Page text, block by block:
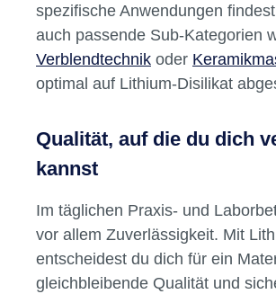
spezifische Anwendungen
auch passende Sub-Kategorien
Verblendtechnik oder
optimal auf Lithium-Disilikat
Qualität, auf die du dich
kannst
Im täglichen Praxis- und
vor allem Zuverlässigkeit. Mit
entscheidest du dich für ein
gleichbleibende Qualität und